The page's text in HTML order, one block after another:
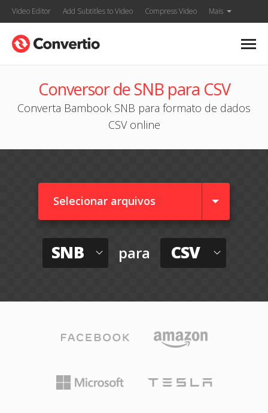
Video Editor Add Subtitles to Video Compress Video Mais
Conversor de SNB para CSV
Converta Bambook SNB para formato de dados
CSV online
Selecionar arquivos
SNB para CSV